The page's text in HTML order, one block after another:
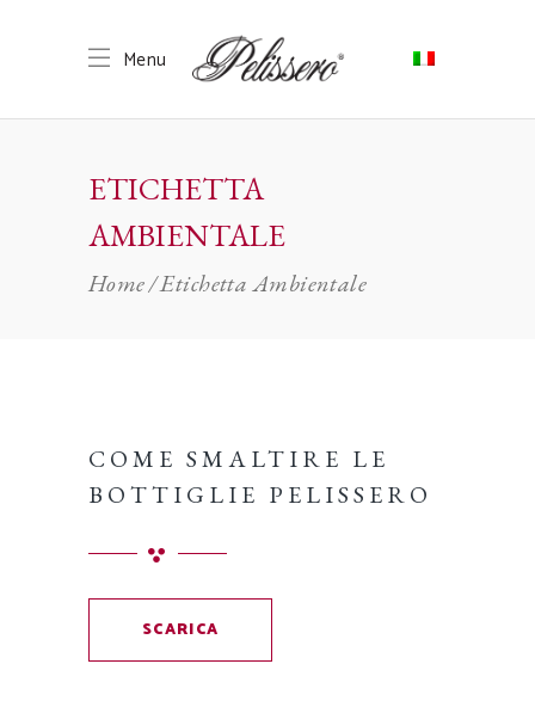
ETICHETTA
AMBIENTALE
Home Etichetta Ambientale
COME SMALTIRE LE
BOTTIGLIE PELISSERO
SCARICA